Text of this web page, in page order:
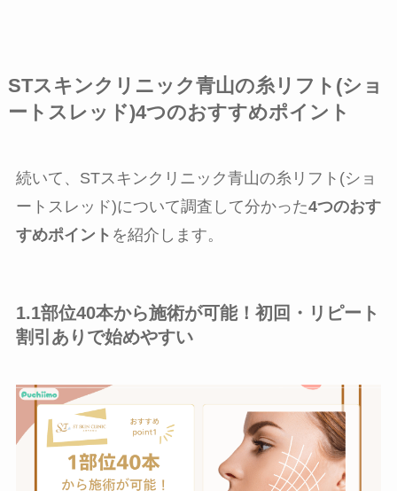
STスキンクリニック青山の糸リフト(ショ
ートスレッド)4つのおすすめポイント
続いて、STスキンクリニック青山の糸リフト(ショ
ートスレッド)について調査して分かった4つのおす
すめポイント を紹介します。
1.1部位40本から施術が可能！初回・リピート
割引ありで始めやすい